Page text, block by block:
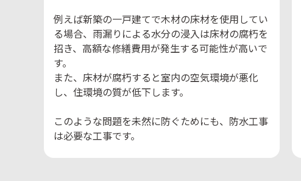
例えば新築の一戸建てで木材の床材を使用してい
る場合、雨漏りによる水分の浸入は床材の腐朽を
招き、高額な修繕費用が発生する可能性が高いで
す。
また、床材が腐朽すると室内の空気環境が悪化
し、住環境の質が低下します。
このような問題を未然に防ぐためにも、防水工事
は必要な工事です。